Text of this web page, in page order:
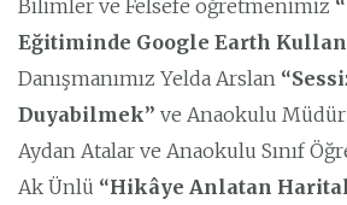
Bilimler ve Felsefe öğretmenimiz “
Eğitiminde Google Earth
Danışmanımız Yelda Arslan “
Duyabilmek” ve Anaokulu Müdür
Aydan Atalar ve Anaokulu Sınıf
Ak Ünlü “Hikâye Anlatan